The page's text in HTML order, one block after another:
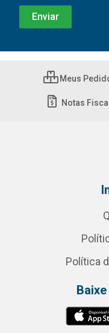
Meus
Notas
Política